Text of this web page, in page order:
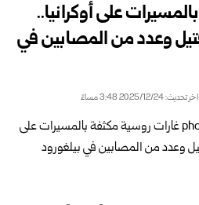
على أوكرانيا..
وعدد من المصابين في
اخر تحديث: 2025/12/24 3:48 مساءً